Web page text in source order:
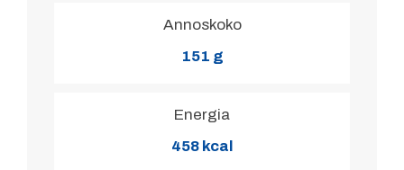
Annoskoko
151 g
Energia
458 kcal